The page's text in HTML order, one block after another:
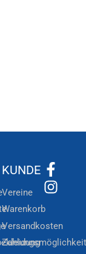
KUNDE
Vereine
Warenkorb
Versandkosten